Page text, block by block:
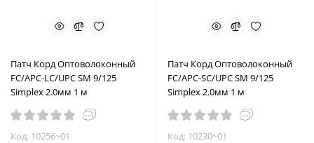
Патч Корд Оптоволоконный
FC/APC-LC/UPC SM 9/125
Simplex 2.0мм 1 м
Код: 10256~01
Патч Корд Оптоволоконный
FC/APC-SC/UPC SM 9/125
Simplex 2.0мм 1 м
Код: 10230~01